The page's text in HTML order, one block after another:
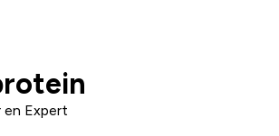
en Expert